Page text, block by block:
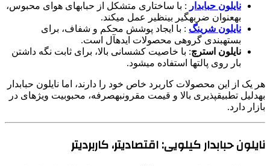
نایلون حبابدار : با ساختاری متشکل از حبابهای هوای محبوس،
بهعنوان ضربهگیر بینظیر عمل میکند.
نایلون شرینگ : با ایجاد پوشش محکم و شفاف، برای
بستهبندی گروهی محصولات ایدهآل است.
نایلون استرچ: با خاصیت کشسانی بالا، برای ثابت نگه داشتن
بار روی پالتها استفاده میشود.
هر یک از این محصولات کاربرد خاص خود را دارند، اما نایلون حبابدار
بهدلیل تطبیقپذیری بالا و قیمت مقرونبهصرفه، محبوبیت ویژهای در
بازار دارد.
نایلون حبابدار کیلویی: اقتصادیتر، کاربردیتر